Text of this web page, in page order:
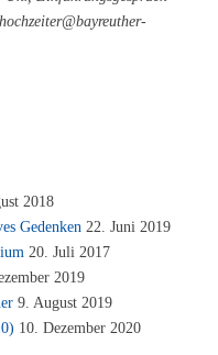
2018
Ge­den­ken 22. Juni 2019
20. Juli 2017
2019
9. Au­gust 2019
10. De­zem­ber 2020